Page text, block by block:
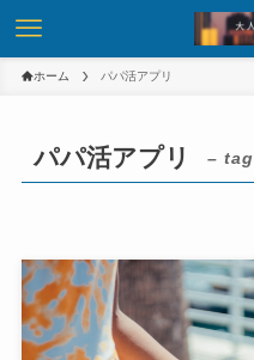
ホーム パパ活アプリ
パパ活アプリ –